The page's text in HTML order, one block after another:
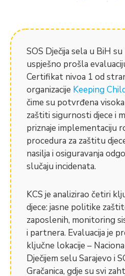
SOS Dječija sela u BiH
uspješno prošla
Certifikat nivoa 1 od
organizacije Keeping
čime su potvrđena
zaštiti sigurnosti djece i
priznaje implementaciju
procedura za zaštitu
nasilja i osiguravanja
slučaju incidenata.
KCS je analizirao četiri
djece: jasne politike
zaposlenih, monitoring
i partnera. Evaluacija je
ključne lokacije –
Dječijem selu Sarajevo i
Gračanica, gdje su svi